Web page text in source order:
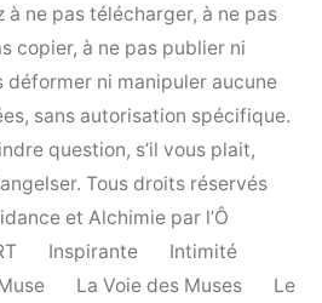
à ne pas télécharger, à ne pas
copier, à ne pas publier ni
déformer ni manipuler aucune
sans autorisation spécifique.
question, s’il vous plait,
Tous droits réservés
et Alchimie par l’Ô
Inspirante
Intimité
La Voie des Muses
Le